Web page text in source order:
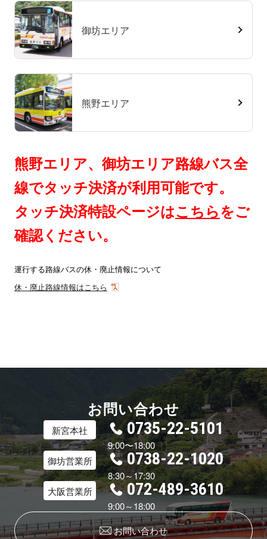
御坊エリア
熊野エリア
熊野エリア、御坊エリア路線バス全
線でタッチ決済が利用可能です。
タッチ決済特設ページはこちらをご
確認ください。
運行する路線バスの休・廃止情報について
休・廃止路線情報はこちら
お問い合わせ
新宮本社 0735-22-5101
9:00〜18:00
御坊営業所
0738-22-1020
8:30～17:30
大阪営業所
072-489-3610
9:00～18:00
お問い合わせ